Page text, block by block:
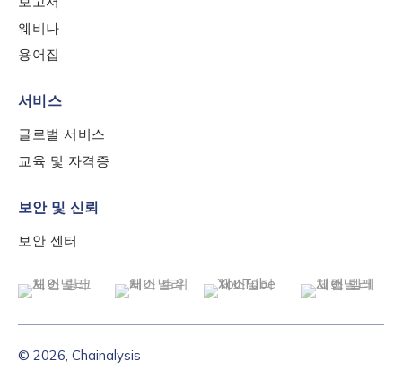
웨비나
용어집
서비스
글로벌 서비스
교육 및 자격증
보안 및 신뢰
보안 센터
© 2026, Chainalysis